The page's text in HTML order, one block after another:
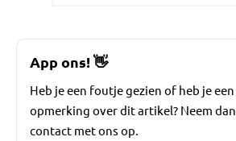
App ons!👋
Heb je een foutje gezien of heb je een
opmerking over dit artikel? Neem dan
contact met ons op.